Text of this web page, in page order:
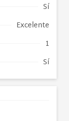
Sí
Excelente
1
Sí